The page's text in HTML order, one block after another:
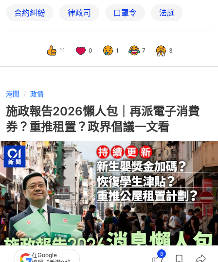
合約糾紛 律政司 口罩令 法庭
11 0 1 7 3
港聞 政情
施政報告2026懶人包｜再派電子消費
券？重推租置？政界倡議一文看
在Google
8